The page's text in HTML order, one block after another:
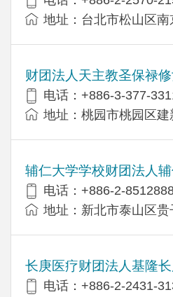
地址：台北市松山区
财团法人天主教圣保禄
电话：+886-3-377-
地址：桃园市桃园区
辅仁大学学校财团法人
电话：+886-2-
地址：新北市泰山区贵
长庚医疗财团法人基隆
电话：+886-2-2431-